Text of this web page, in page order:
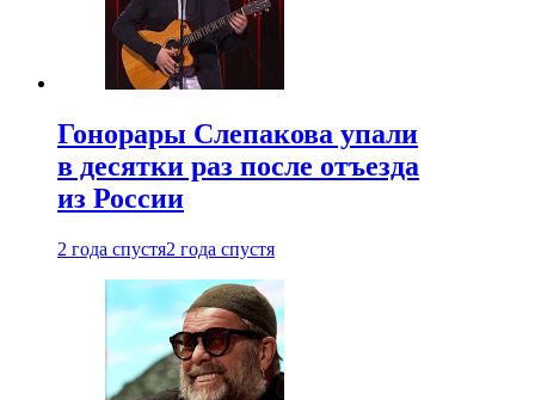
Гонорары Слепакова упали
в десятки раз после отъезда
из России
2 года спустя2 года спустя